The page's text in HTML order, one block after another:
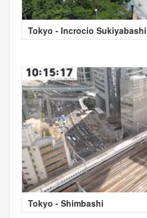
Tokyo - Incrocio Sukiyabashi
Tokyo - Shimbashi